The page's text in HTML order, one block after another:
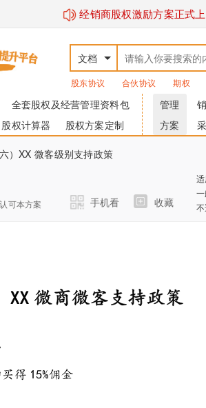
经销商股权激励方案正式上
文档
股东协议 合伙协议 期权
全套股权及经营管理资料包
股权计算器 股权方案定制
管理
方案
）XX 微客级别支持政策
可本方案 手机看 收藏